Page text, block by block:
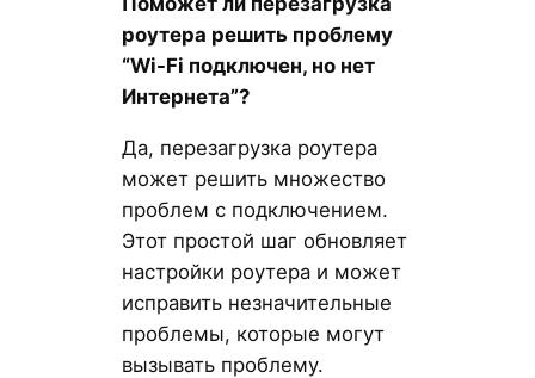
роутера решить проблему
“Wi-Fi подключен, но нет
Интернета”?
Да, перезагрузка роутера
может решить множество
проблем с подключением.
Этот простой шаг обновляет
настройки роутера и может
исправить незначительные
проблемы, которые могут
вызывать проблему.